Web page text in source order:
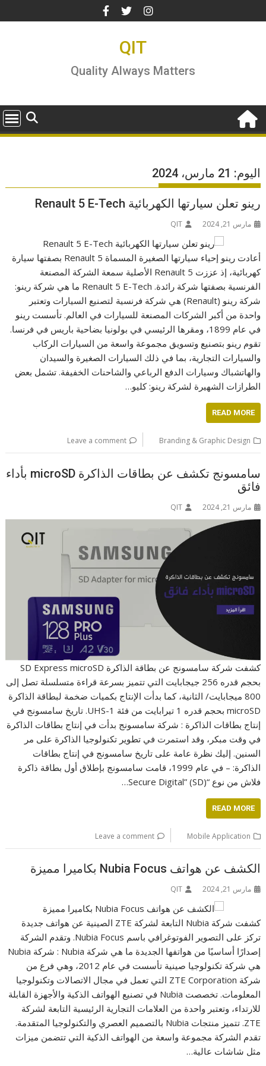
to
QIT
Quality Always Matters
اليوم: 21 مارس، 2024
رينو تعلن سيارتها الكهربائية Renault 5 E-Tech
مارس 21, 2024 QIT
أعادت رينو إحياء سيارتها الصغيرة المسماة Renault 5 بصفتها سيارة
كهربائية، إذ عززت Renault 5 الأصلية سمعة الشركة المصنعة
الفرنسية بصفتها شركة رائدة. Renault 5 E-Tech ما هي شركة رينو:
شركة رينو (Renault) هي شركة فرنسية لتصنيع السيارات وتعتبر
واحدة من أكبر الشركات المصنعة للسيارات في العالم. تأسست رينو
في عام 1899، ومقرها الرئيسي في بولونيا بضاحية باريس في فرنسا.
تقوم رينو بتصنيع وتسويق مجموعة واسعة من السيارات الركاب
والسيارات التجارية، بما في ذلك السيارات الصغيرة والسيدان
والهاتشباك وسيارات الدفع الرباعي والشاحنات الخفيفة. تشمل بعض
الطرازات الشهيرة لشركة رينو: كليو…
READ MORE
Branding & Graphic Design
Leave a comment
سامسونج تكشف عن بطاقات الذاكرة microSD بأداء
فائق
مارس 21, 2024 QIT
كشفت شركة سامسونج عن بطاقة الذاكرة SD Express microSD
بحجم قدره 256 جيجابايت التي تتميز بسرعة قراءة متسلسلة تصل إلى
800 ميجابايت/ الثانية، كما بدأت الإنتاج بكميات ضخمة لبطاقة الذاكرة
microSD بحجم قدره 1 تيرابايت من فئة UHS-1. تاريخ سامسونج في
إنتاج بطاقات الذاكرة : شركة سامسونج بدأت في إنتاج بطاقات الذاكرة
في وقت مبكر، وقد استمرت في تطوير تكنولوجيا الذاكرة على مر
السنين. إليك نظرة عامة على تاريخ سامسونج في إنتاج بطاقات
الذاكرة: – في عام 1999، قامت سامسونج بإطلاق أول بطاقة ذاكرة
فلاش من نوع “Secure Digital” (SD)…
READ MORE
Mobile Application
Leave a comment
الكشف عن هواتف Nubia Focus بكاميرا مميزة
مارس 21, 2024 QIT
كشفت شركة Nubia التابعة لشركة ZTE الصينية عن هواتف جديدة
تركز على التصوير الفوتوغرافي باسم Nubia Focus. وتقدم الشركة
إصدارًا أساسيًا من هواتفها الجديدة ما هي شركة Nubia : شركة Nubia
هي شركة تكنولوجيا صينية تأسست في عام 2012، وهي فرع من
شركة ZTE Corporation التي تعمل في مجال الاتصالات وتكنولوجيا
المعلومات. تخصصت Nubia في تصنيع الهواتف الذكية والأجهزة القابلة
للارتداء، وتعتبر واحدة من العلامات التجارية الرئيسية التابعة لشركة
ZTE. تتميز منتجات Nubia بالتصميم العصري والتكنولوجيا المتقدمة.
تقدم الشركة مجموعة واسعة من الهواتف الذكية التي تتضمن ميزات
مثل شاشات عالية…